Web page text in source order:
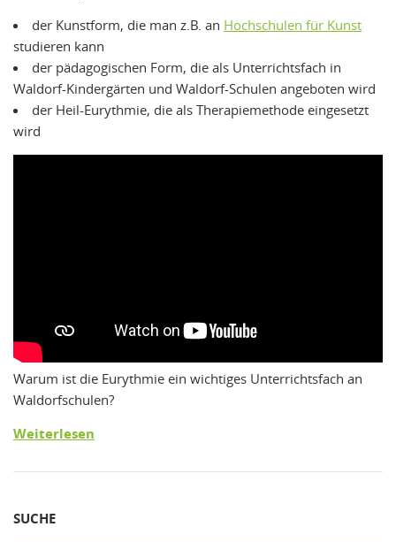
der Kunstform, die man z.B. an Hochschulen für Kunst
studieren kann
der pädagogischen Form, die als Unterrichtsfach in
Waldorf-Kindergärten und Waldorf-Schulen angeboten wird
der Heil-Eurythmie, die als Therapiemethode eingesetzt
wird
Warum ist die Eurythmie ein wichtiges Unterrichtsfach an
Waldorfschulen?
Weiterlesen
SUCHE